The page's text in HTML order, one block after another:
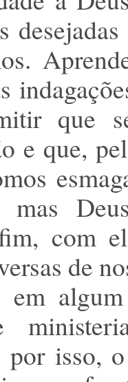
que
e que,
mas
com
de
em
por isso,